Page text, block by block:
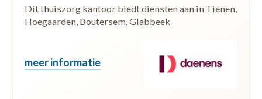
Dit thuiszorg kantoor biedt diensten aan in Tienen,
Hoegaarden, Boutersem, Glabbeek
meer informatie